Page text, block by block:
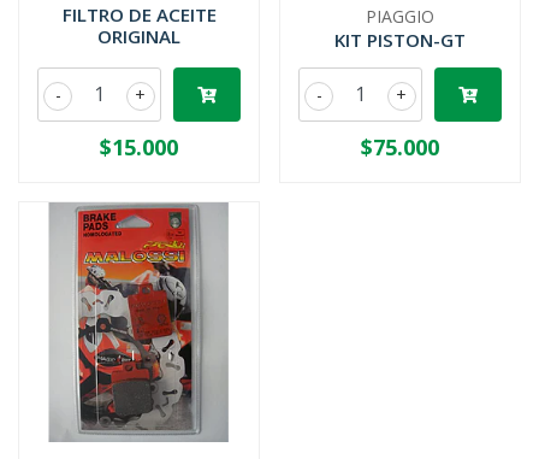
FILTRO DE ACEITE
ORIGINAL
+
-
$15.000
PIAGGIO
KIT PISTON-GT
+
-
$75.000